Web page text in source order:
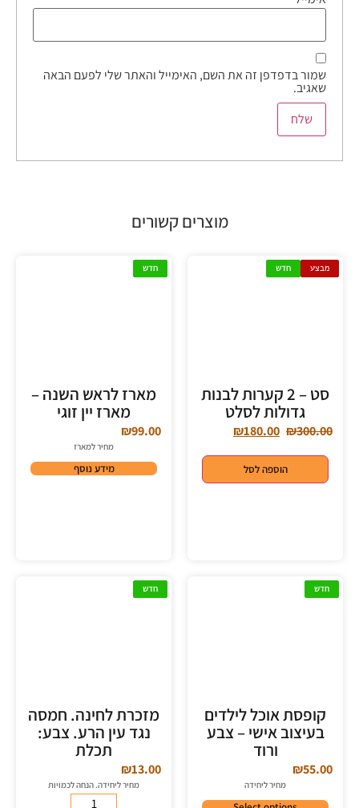
שמור בדפדפן זה את השם, האימייל והאתר שלי לפעם הבאה
שאגיב.
מוצרים קשורים
מבצע חדש
סט – 2 קערות לבנות
גדולות לסלט
₪300.00
₪180.00
הוספה לסל
חדש
מארז לראש השנה –
מארז יין זוגי
₪99.00
מחיר למארז
מידע נוסף
חדש
קופסת אוכל לילדים
בעיצוב אישי – צבע
ורוד
₪55.00
מחיר ליחידה
חדש
מזכרת לחינה. חמסה
נגד עין הרע. צבע:
תכלת
₪13.00
מחיר ליחידה. הנחה לכמויות